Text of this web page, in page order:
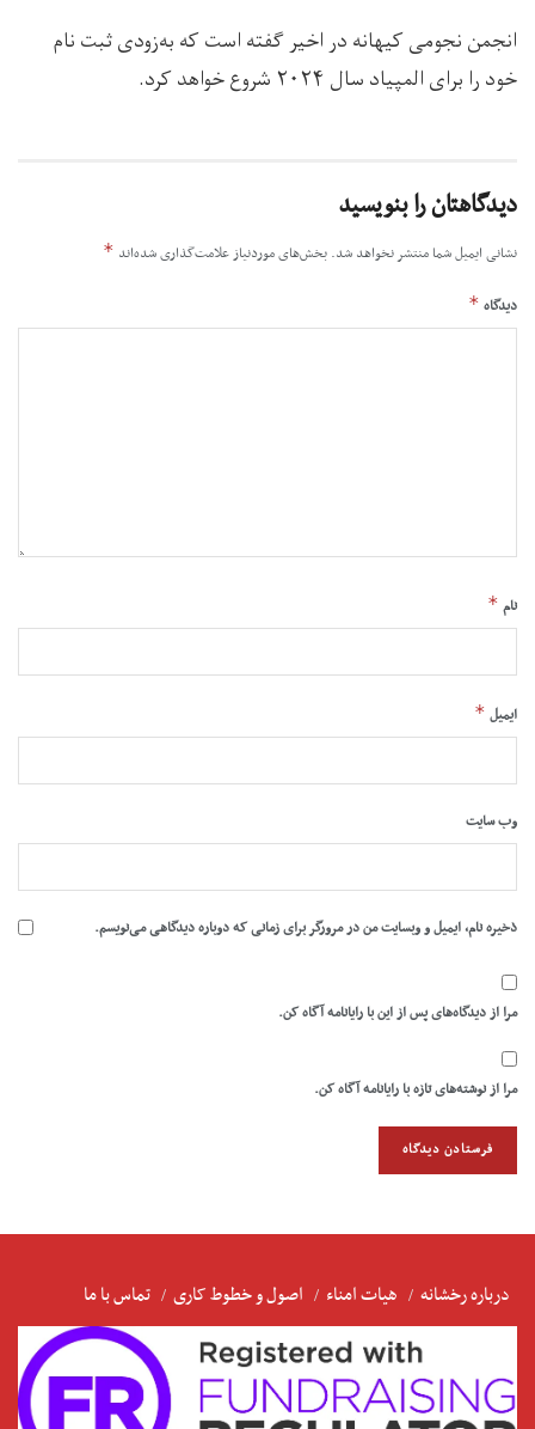
انجمن نجومی کیهانه در اخیر گفته است که به‌زودی ثبت نام
خود را برای المپیاد سال ۲۰۲۴ شروع خواهد کرد.
دیدگاهتان را بنویسید
نشانی ایمیل شما منتشر نخواهد شد. بخش‌های موردنیاز علامت‌گذاری شده‌اند *
دیدگاه *
نام *
ایمیل *
وب‌ سایت
ذخیره نام، ایمیل و وبسایت من در مرورگر برای زمانی که دوباره دیدگاهی می‌نویسم.
مرا از دیدگاه‌های پس از این با رایانامه آگاه کن.
مرا از نوشته‌های تازه با رایانامه آگاه کن.
درباره رخشانه هیات امناء اصول و خطوط کاری تماس با ما